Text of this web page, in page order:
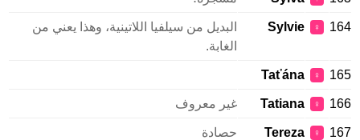
164
♀
Sylvie
البديل من سيلفيا اللاتينية، وهذا يعني من
الغابة.
165
♀
Taťána
166
♀
Tatiana غير معروف
167
♀
Tereza حصادة